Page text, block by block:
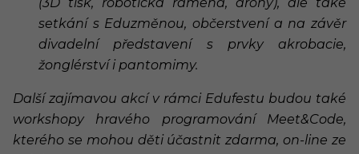
setkání s Eduzměnou, občerstvení a na závěr
divadelní představení s prvky akrobacie,
žonglérství i pantomimy.
Další zajímavou akcí v rámci Edufestu budou také
workshopy hravého programování Meet&Code,
kterého se mohou děti účastnit zdarma, on-line ze